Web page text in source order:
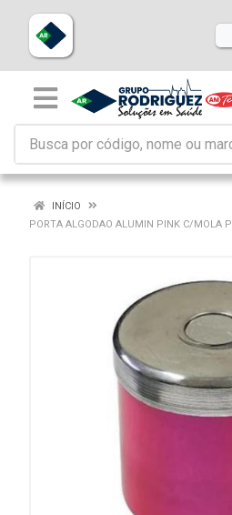
INÍCIO
PORTA ALGODAO ALUMIN PINK C/MOLA